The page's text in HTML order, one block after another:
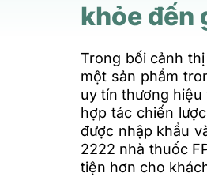
khỏe đến
Trong bối cảnh
một sản phẩm
uy tín thương
hợp tác chiến
được nhập khẩu
2222 nhà thuốc
tiện hơn cho